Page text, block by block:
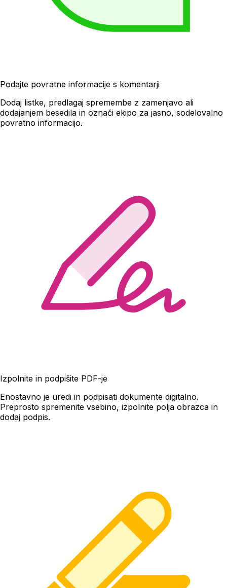
Podajte povratne informacije s komentarji
Dodaj listke, predlagaj spremembe z zamenjavo ali
dodajanjem besedila in označi ekipo za jasno, sodelovalno
povratno informacijo.
Izpolnite in podpišite PDF-je
Enostavno je uredi in podpisati dokumente digitalno.
Preprosto spremenite vsebino, izpolnite polja obrazca in
dodaj podpis.